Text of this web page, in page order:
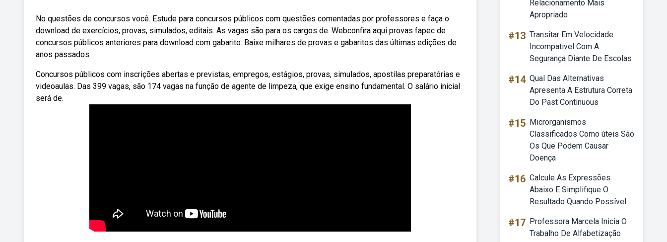
No questões de concursos você. Estude para concursos públicos com questões comentadas por professores e faça o
download de exercícios, provas, simulados, editais. As vagas são para os cargos de. Webconfira aqui provas fapec de
concursos públicos anteriores para download com gabarito. Baixe milhares de provas e gabaritos das últimas edições de
anos passados.
Concursos públicos com inscrições abertas e previstas, empregos, estágios, provas, simulados, apostilas preparatórias e
videoaulas. Das 399 vagas, são 174 vagas na função de agente de limpeza, que exige ensino fundamental. O salário inicial
será de.
Relacionamento Mais
Apropriado
#13 Transitar Em Velocidade
Incompativel Com A
Segurança Diante De Escolas
#14 Qual Das Alternativas
Apresenta A Estrutura Correta
Do Past Continuous
#15 Microrganismos
Classificados Como úteis São
Os Que Podem Causar
Doença
#16 Calcule As Expressões
Abaixo E Simplifique O
Resultado Quando Possível
#17 Professora Marcela Inicia O
Trabalho De Alfabetização